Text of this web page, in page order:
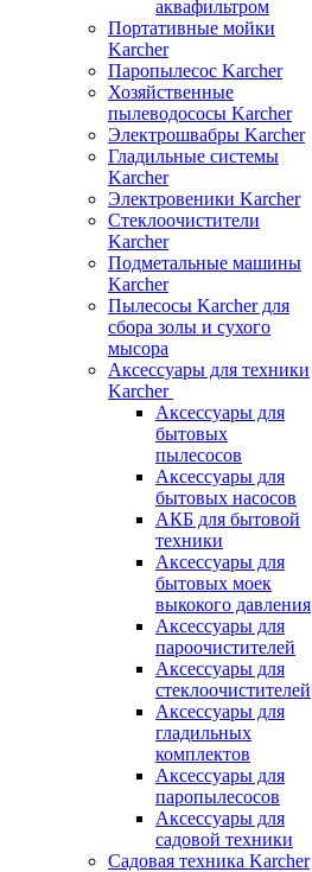
аквафильтром
Портативные мойки
Karcher
Паропылесос Karcher
Хозяйственные
пылеводососы Karcher
Электрошвабры Karcher
Гладильные системы
Karcher
Электровеники Karcher
Стеклоочистители
Karcher
Подметальные машины
Karcher
Пылесосы Karcher для
сбора золы и сухого
мысора
Аксессуары для техники
Karcher
Аксессуары для
бытовых
пылесосов
Аксессуары для
бытовых насосов
АКБ для бытовой
техники
Аксессуары для
бытовых моек
выкокого давления
Аксессуары для
пароочистителей
Аксессуары для
стеклоочистителей
Аксессуары для
гладильных
комплектов
Аксессуары для
паропылесосов
Аксессуары для
садовой техники
Садовая техника Karcher